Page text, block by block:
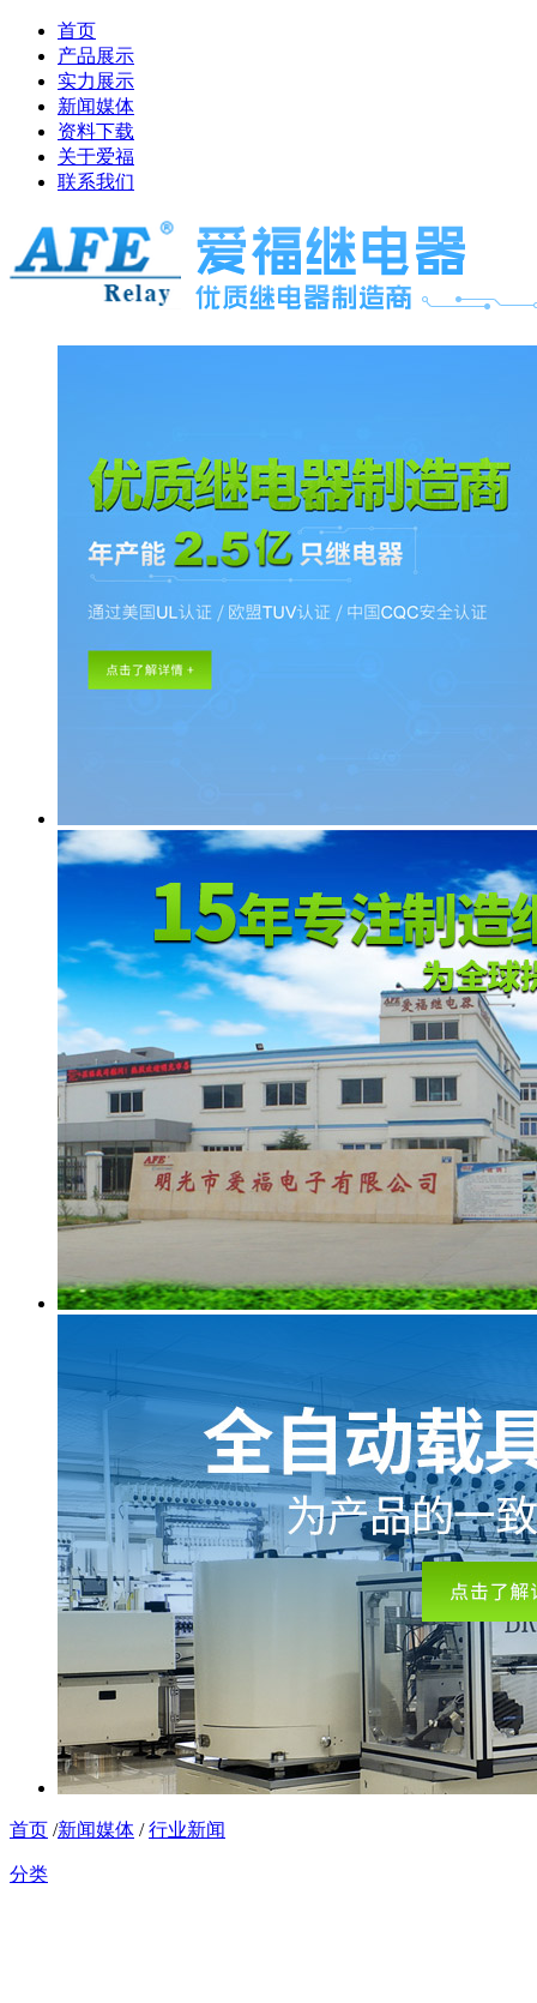
首页
产品展示
实力展示
新闻媒体
资料下载
关于爱福
联系我们
首页 /新闻媒体 /行业新闻
分类